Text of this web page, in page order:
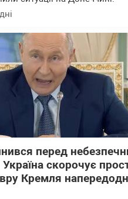
перед
скорочує
Кремля